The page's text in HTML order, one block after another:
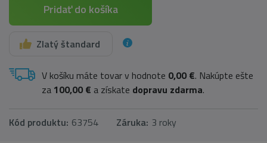
Pridať do košíka
Zlatý štandard
V košíku máte tovar v hodnote 0,00 €. Nakúpte ešte
za 100,00 € a získate dopravu zdarma.
Kód produktu: 63754 Záruka: 3 roky